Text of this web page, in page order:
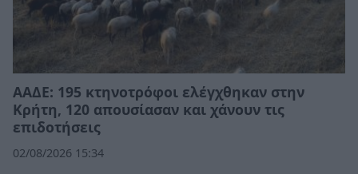
ΑΑΔΕ: 195 κτηνοτρόφοι ελέγχθηκαν στην
Κρήτη, 120 απουσίασαν και χάνουν τις
επιδοτήσεις
02/08/2026 15:34